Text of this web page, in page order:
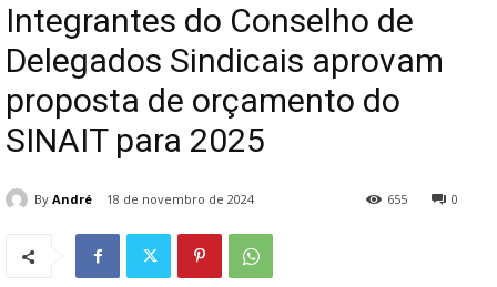
Integrantes do Conselho de
Delegados Sindicais aprovam
proposta de orçamento do
SINAIT para 2025
By André 18 de novembro de 2024 0
655